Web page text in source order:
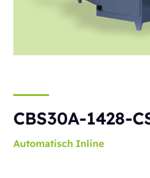
CBS30A-1428-
Automatisch Inline